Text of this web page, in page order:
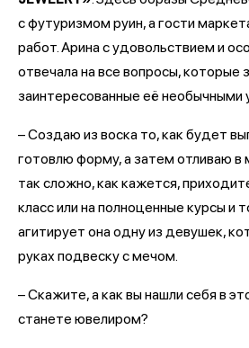
с футуризмом руин, а гости
работ. Арина с удовольствием и
отвечала на все вопросы, которые
заинтересованные её необычными
– Создаю из воска то, как будет
готовлю форму, а затем отливаю в
так сложно, как кажется,
класс или на полноценные курсы и
агитирует она одну из девушек,
руках подвеску с мечом.
– Скажите, а как вы нашли себя в
станете ювелиром?